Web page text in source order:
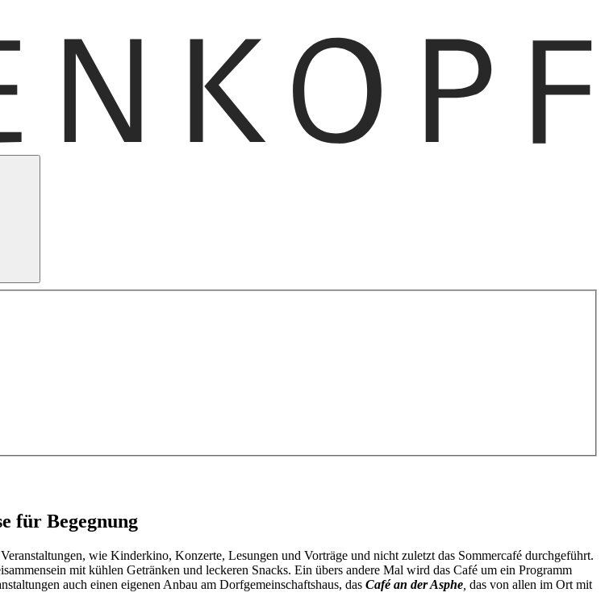
für Begegnung
wie Kinderkino, Konzerte, Lesungen und Vorträge und nicht zuletzt das Sommercafé durchgeführt.
mit kühlen Getränken und leckeren Snacks. Ein übers andere Mal wird das Café um ein Programm
auch einen eigenen Anbau am Dorfgemeinschaftshaus, das Café an der Asphe das von allen im Ort mit